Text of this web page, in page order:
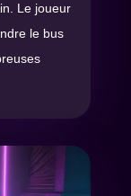
Le joueur
le bus